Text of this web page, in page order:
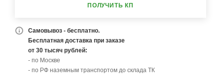
ПОЛУЧИТЬ КП
Самовывоз - бесплатно.
Бесплатная доставка при заказе
от 30 тысяч рублей:
- по Москве
- по РФ наземным транспортом до склада ТК